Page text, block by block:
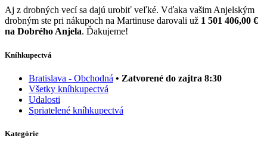
Aj z drobných vecí sa dajú urobiť veľké. Vďaka vašim Anjelským
drobným ste pri nákupoch na Martinuse darovali už 1 501 406,00 €
na Dobrého Anjela. Ďakujeme!
Kníhkupectvá
Bratislava - Obchodná • Zatvorené do zajtra 8:30
Všetky kníhkupectvá
Udalosti
Spriatelené kníhkupectvá
Kategórie